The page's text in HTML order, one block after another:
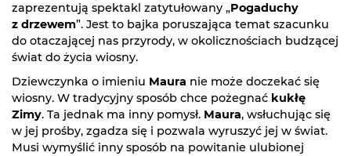
zaprezentują spektakl zatytułowany „Pogaduchy
z drzewem”. Jest to bajka poruszająca temat szacunku
do otaczającej nas przyrody, w okolicznościach budzącej
świat do życia wiosny.
Dziewczynka o imieniu Maura nie może doczekać się
wiosny. W tradycyjny sposób chce pożegnać kukłę
Zimy. Ta jednak ma inny pomysł. Maura, wsłuchując się
w jej prośby, zgadza się i pozwala wyruszyć jej w świat.
Musi wymyślić inny sposób na powitanie ulubionej